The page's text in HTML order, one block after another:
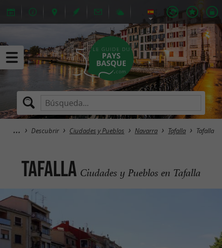
Descubrir Ciudades y Pueblos Navarra Tafalla Tafalla
Tafalla Ciudades y Pueblos en Tafalla